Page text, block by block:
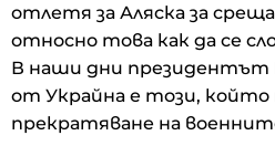
отлетя за Аляска за
относно това как да се
В наши дни президентът
от Украйна е този, който
прекратяване на